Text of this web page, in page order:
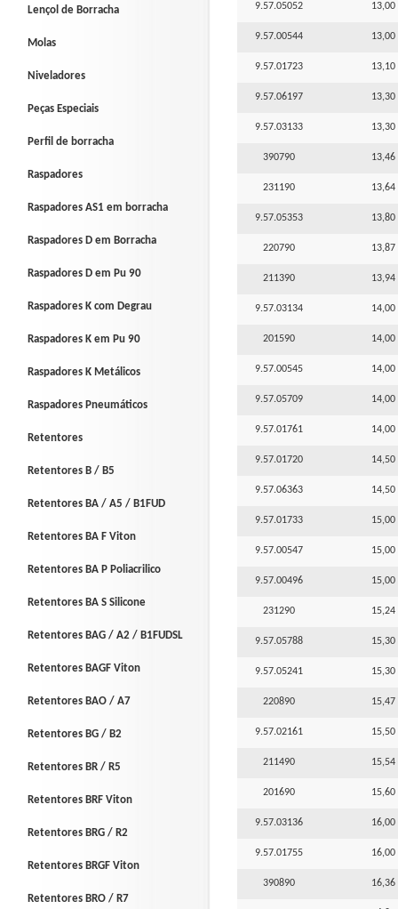
Lençol de Borracha
Molas
Niveladores
Peças Especiais
Perfil de borracha
Raspadores
Raspadores AS1 em borracha
Raspadores D em Borracha
Raspadores D em Pu 90
Raspadores K com Degrau
Raspadores K em Pu 90
Raspadores K Metálicos
Raspadores Pneumáticos
Retentores
Retentores B / B5
Retentores BA / A5 / B1FUD
Retentores BA F Viton
Retentores BA P Poliacrilico
Retentores BA S Silicone
Retentores BAG / A2 / B1FUDSL
Retentores BAGF Viton
Retentores BAO / A7
Retentores BG / B2
Retentores BR / R5
Retentores BRF Viton
Retentores BRG / R2
Retentores BRGF Viton
Retentores BRO / R7
9.57.05052 13,00
9.57.00544 13,00
9.57.01723 13,10
9.57.06197 13,30
9.57.03133 13,30
390790 13,46
231190 13,64
9.57.05353 13,80
220790 13,87
211390 13,94
9.57.03134 14,00
201590 14,00
9.57.00545 14,00
9.57.05709 14,00
9.57.01761 14,00
9.57.01720 14,50
9.57.06363 14,50
9.57.01733 15,00
9.57.00547 15,00
9.57.00496 15,00
231290 15,24
9.57.05788 15,30
9.57.05241 15,30
220890 15,47
9.57.02161 15,50
211490 15,54
201690 15,60
9.57.03136 16,00
9.57.01755 16,00
390890 16,36